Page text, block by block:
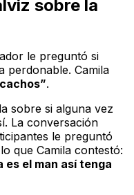
sobre la
le preguntó si
perdonable. Camila
.
sobre si alguna vez
La conversación
le preguntó
que Camila contestó:
es el man así tenga